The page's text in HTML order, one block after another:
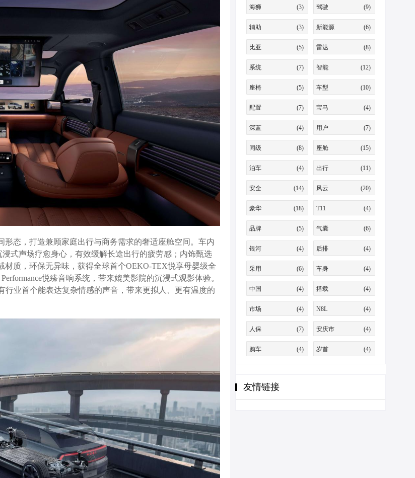
态，打造兼顾家庭出行与商务需求的奢适座舱空间。车内
式声场疗愈身心，有效缓解长途出行的疲劳感；内饰甄选
材质，环保无异味，获得全球首个OEKO-TEX悦享母婴级全
悦臻音响系统，带来媲美影院的沉浸式观影体验。
业首个能表达复杂情感的声音，带来更拟人、更有温度的
海狮 (3) 驾驶 (9)
辅助 (3) 新能源 (6)
比亚 (5) 雷达 (8)
系统 (7) 智能 (12)
座椅 (5) 车型 (10)
配置 (7) 宝马 (4)
深蓝 (4) 用户 (7)
同级 (8) 座舱 (15)
泊车 (4) 出行 (11)
安全 (14) 风云 (20)
豪华 (18) T11 (4)
品牌 (5) 气囊 (6)
银河 (4) 后排 (4)
采用 (6) 车身 (4)
中国 (4) 搭载 (4)
市场 (4) N8L (4)
人保 (7) 安庆市 (4)
购车 (4) 岁首 (4)
友情链接